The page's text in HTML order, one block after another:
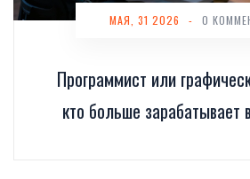
Программист или
кто больше зарабатывает
МАЯ, 31 2026 - 0